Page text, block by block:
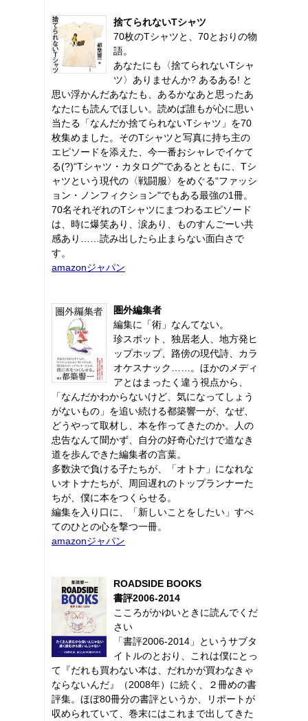
捨てられないTシャツ
70枚のTシャツと、70とおりの物
語。
あなたにも〈捨てられないTシャ
ツ〉ありませんか? あるある! と
思い浮かんだあなたも、あるかなあと思ったあ
なたにも読んでほしい。読めば誰もが心に思い
当たる「なんだか捨てられないTシャツ」を70
枚集めました。そのTシャツと写真に持ち主の
エピソードを添えた、今一番おシャレでイケて
る(?)“Tシャツ・カタログ"であるとともに、Tシ
ャツという現代の〈戦闘服〉をめぐる“ファッシ
ョン・ノンフィクション"でもある最強の1冊。
70名それぞれのTシャツにまつわるエピソード
は、時に爆笑あり、涙あり、ものすんごーい共
感あり……読み出したら止まらない面白さで
す。
amazonジャパン
圏外編集者
編集に「術」なんてない。
珍スポット、独居老人、地方発ヒ
ップホップ、路傍の現代詩、カラ
オケスナック……。ほかのメディ
アとはまったく違う視点から、
「なんだかわからないけど、気になってしょう
がないもの」を追い続ける都築響一が、なぜ、
どうやって取材し、本を作ってきたのか。人の
忠告なんて聞かず、自分の好奇心だけで道なき
道を歩んできた編集者の言葉。
多数決で負ける子たちが、「オトナ」になれな
いオトナたちが、周回遅れのトップランナーた
ちが、僕に本をつくらせる。
編集を入り口に、「新しいことをしたい」すべ
てのひとの心を撃つ一冊。
amazonジャパン
ROADSIDE BOOKS
書評2006-2014
こころがかゆいときに読んでくだ
さい
「書評2006-2014」というサブタ
イトルのとおり、これは僕にとっ
て『だれも買わない本は、だれかが買わなきゃ
ならないんだ』（2008年）に続く、２冊めの書
評集。ほぼ80冊分の書評というか、リポートが
収められていて、巻末にはこれまで出してきた